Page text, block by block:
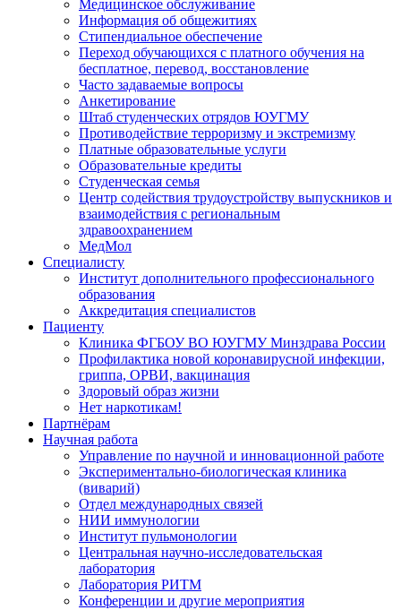
Медицинское обслуживание
Информация об общежитиях
Стипендиальное обеспечение
Переход обучающихся с платного обучения на
бесплатное, перевод, восстановление
Часто задаваемые вопросы
Анкетирование
Штаб студенческих отрядов ЮУГМУ
Противодействие терроризму и экстремизму
Платные образовательные услуги
Образовательные кредиты
Студенческая семья
Центр содействия трудоустройству выпускников и
взаимодействия с региональным
здравоохранением
МедМол
Специалисту
Институт дополнительного профессионального
образования
Аккредитация специалистов
Пациенту
Клиника ФГБОУ ВО ЮУГМУ Минздрава России
Профилактика новой коронавирусной инфекции,
гриппа, ОРВИ, вакцинация
Здоровый образ жизни
Нет наркотикам!
Партнёрам
Научная работа
Управление по научной и инновационной работе
Экспериментально-биологическая клиника
(виварий)
Отдел международных связей
НИИ иммунологии
Институт пульмонологии
Центральная научно-исследовательская
лаборатория
Лаборатория РИТМ
Конференции и другие мероприятия